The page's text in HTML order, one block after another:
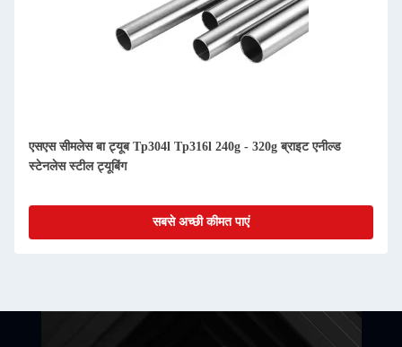
एसएस सीमलेस बा ट्यूब Tp304l Tp316l 240g - 320g ब्राइट एनील्ड
स्टेनलेस स्टील ट्यूबिंग
सबसे अच्छी कीमत पाएं